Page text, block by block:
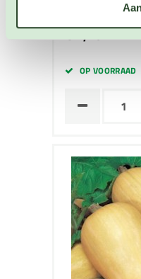
Artikelnummer:
€ 4,10
OP VOORRAAD